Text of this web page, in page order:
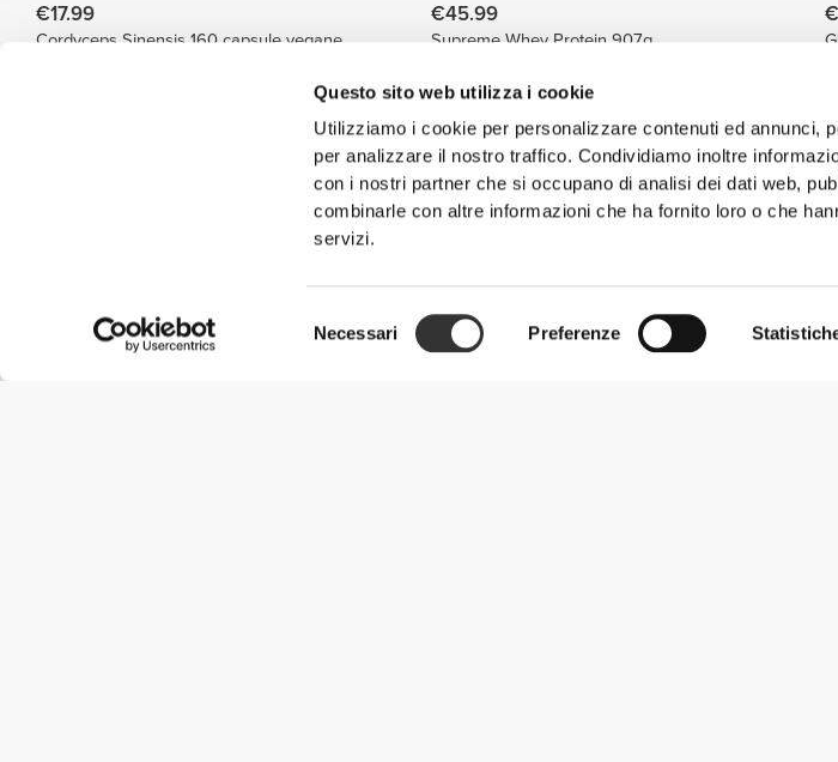
Questo sito web utilizza i cookie
Utilizziamo i cookie per personalizzare contenuti ed annunci,
per analizzare il nostro traffico. Condividiamo inoltre
con i nostri partner che si occupano di analisi dei dati web,
combinarle con altre informazioni che ha fornito loro o che
servizi.
del
Necessari Preferenze
€17.99
Cordyceps Sinensis 160 capsule vegane
€45.99
Supreme Whey Protein 907g
€34.99
Peanut Whey Protein 907g
€39.99
Essence High-Waist Flared Pants
€59.99
Pantaloni a Gamba Larga Elite